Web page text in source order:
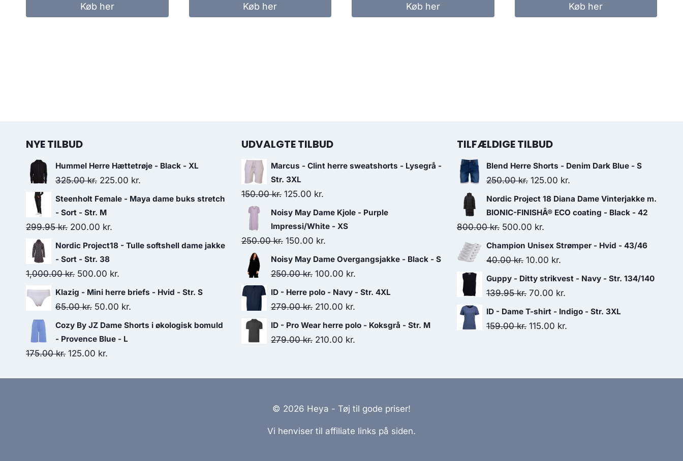
360.00 kr.. 250.00 kr..
Køb her Køb her
360.00 kr.. 250.00 kr..
Køb her Køb her
NYE TILBUD
Hummel Herre Hættetrøje - Black - XL
325.00kr. Original
price
was:
325.00 kr..
225.00 kr.
price
Steenholt Female - Maya dame buks stretch
- Sort - Str. M
299.95kr. Original
price
was:
299.95 kr..
200.00 kr.
price
200.00 kr..
Nordic Project18 - Tulle softshell dame jakke
- Sort - Str. 38
1,000.00kr. Original
price
was:
500.00 kr.
price
is:
Klazig - Mini herre briefs - Hvid - Str. S
65.00kr. Original
price
was:
65.00 kr..
50.00 kr.
price
Cozy By JZ Dame Shorts i økologisk bomuld
- Provence Blue - L
175.00kr. Original
125.00 kr.
UDVALGTE TILBUD
Marcus - Clint herre sweatshorts - Lysegrå -
Str. 3XL
150.00kr. Original
price
was:
150.00 kr..
125.00 kr.
price
is:
125.00 kr..
Noisy May Dame Kjole - Purple
Impressi/White - XS
250.00kr. Original
price
was:
150.00 kr.
price
is:
Noisy May Dame Overgangsjakke - Black - S
250.00kr. Original
price
was:
100.00 kr.
price
100.00 kr..
ID - Herre polo - Navy - Str. 4XL
279.00kr. Original
price
was:
210.00 kr.
price
ID - Pro Wear herre polo - Koksgrå - Str. M
279.00kr. Original
210.00 kr.
TILFÆLDIGE TILBUD
Blend Herre Shorts - Denim Dark Blue - S
250.00kr. Original
price
was:
250.00 kr..
125.00 kr.
price
is:
Nordic Project 18 Diana Dame Vinterjakke m.
BIONIC-FINISHÂ® ECO coating - Black - 42
800.00kr. Original
price
was:
500.00 kr.
price
is:
Champion Unisex Strømper - Hvid - 43/46
40.00kr. Original
price
was:
10.00 kr.
price
is:
Guppy - Ditty strikvest - Navy - Str. 134/140
139.95kr. Original
price
was:
70.00 kr.
price
ID - Dame T-shirt - Indigo - Str. 3XL
159.00kr. Original
115.00 kr.
© 2026 Heya - Tøj til gode priser!
Vi henviser til affiliate links på siden.